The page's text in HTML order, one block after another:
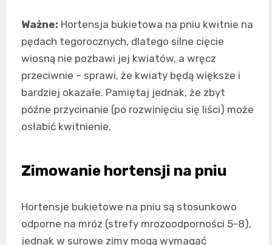
Ważne: Hortensja bukietowa na pniu kwitnie na
pędach tegorocznych, dlatego silne cięcie
wiosną nie pozbawi jej kwiatów, a wręcz
przeciwnie – sprawi, że kwiaty będą większe i
bardziej okazałe. Pamiętaj jednak, że zbyt
późne przycinanie (po rozwinięciu się liści) może
osłabić kwitnienie.
Zimowanie hortensji na pniu
Hortensje bukietowe na pniu są stosunkowo
odporne na mróz (strefy mrozoodporności 5-8),
jednak w surowe zimy mogą wymagać